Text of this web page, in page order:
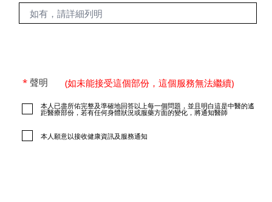
*聲明 (如未能接受這個部份，這個服務無法繼續)
本人已盡所佑完整及準確地回答以上每一個問題，並且明白這是中醫的遙
距醫療部份，若有任何身體狀況或服藥方面的變化，將通知醫師
本人願意以接收健康資訊及服務通知